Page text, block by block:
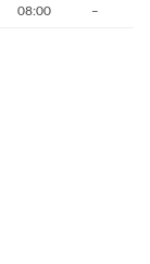
08:00 –